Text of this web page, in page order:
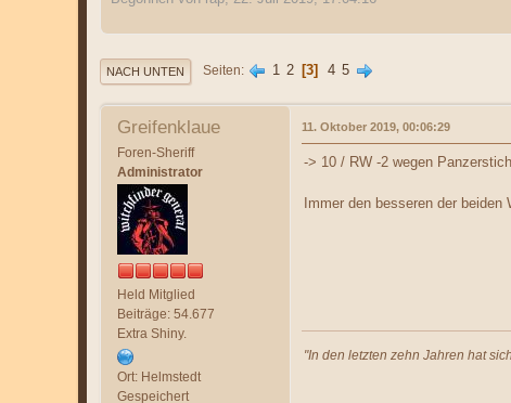
NACH UNTEN Seiten 1 2 3 4 5
Greifenklaue
Foren-Sheriff
Administrator
Held Mitglied
Beiträge: 54.677
Extra Shiny.
Ort: Helmstedt
Gespeichert
11. Oktober 2019, 00:06:29
-> 10 / RW -2 wegen Panzerstich
Immer den besseren der beiden
"In den letzten zehn Jahren hat